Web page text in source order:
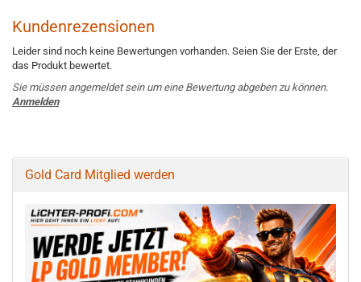
Kundenrezensionen
Leider sind noch keine Bewertungen vorhanden. Seien Sie der Erste, der
das Produkt bewertet.
Sie müssen angemeldet sein um eine Bewertung abgeben zu können.
Anmelden
Gold Card Mitglied werden